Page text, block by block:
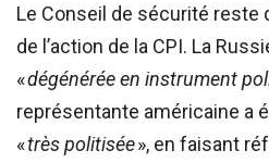
Le Conseil de sécurité reste
de l’action de la CPI. La
«dégénérée en instrument
représentante américaine a
«très politisée», en faisant